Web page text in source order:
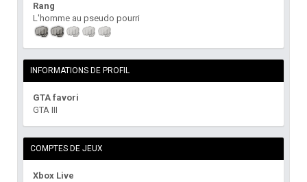
Rang
L'homme au pseudo pourri
INFORMATIONS DE PROFIL
GTA favori
GTA III
COMPTES DE JEUX
Xbox Live